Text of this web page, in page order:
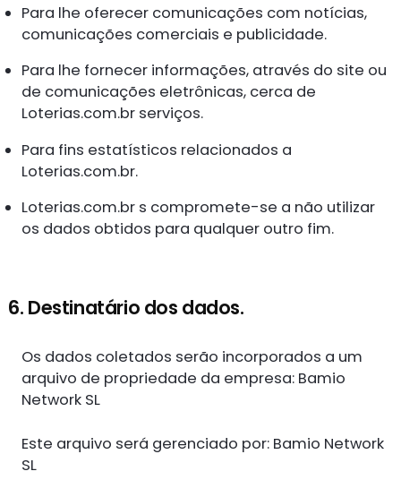
Para lhe oferecer comunicações com notícias,
comunicações comerciais e publicidade.
Para lhe fornecer informações, através do site ou
de comunicações eletrônicas, cerca de
Loterias.com.br serviços.
Para fins estatísticos relacionados a
Loterias.com.br.
Loterias.com.br s compromete-se a não utilizar
os dados obtidos para qualquer outro fim.
6. Destinatário dos dados.
Os dados coletados serão incorporados a um
arquivo de propriedade da empresa: Bamio
Network SL
Este arquivo será gerenciado por: Bamio Network
SL